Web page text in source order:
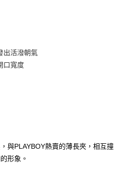
哥大用戶可立即使用無須另外申請。
訂單成立後會自動跳轉到大哥付的交易
的期數、繳款截止日，確認付款後即完
出活潑朝氣
口寬度
與PLAYBOY熱賣的薄長夾，相互撞
形象。